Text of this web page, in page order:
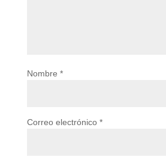
Nombre *
Correo electrónico *